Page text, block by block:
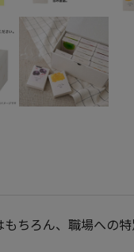
ちろん、職場への